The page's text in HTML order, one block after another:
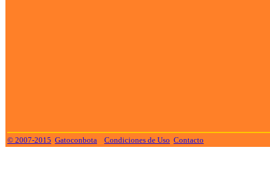
© 2007-2015 Gatoconbota Condiciones de Uso Contacto